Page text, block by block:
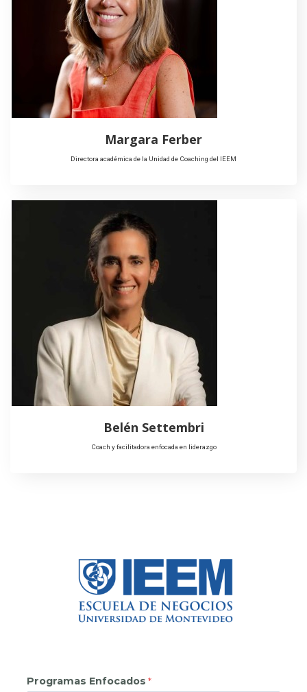
Margara Ferber
Directora académica de la Unidad de Coaching del IEEM
Belén Settembri
Coach y facilitadora enfocada en liderazgo